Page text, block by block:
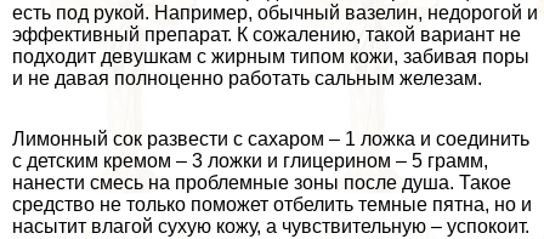
есть под рукой. Например, обычный вазелин, недорогой и
эффективный препарат. К сожалению, такой вариант не
подходит дeвyшкам с жирным типом кожи, забивая поры
и не давая полноценно работать сальным железам.
Лимонный сок развести с сахаром – 1 ложка и соединить
с детским кремом – 3 ложки и глицерином – 5 грамм,
нанести смесь на проблемные зоны после душа. Такое
средство не только поможет отбелить темные пятна, но и
насытит влагой сухую кожу, а чувствительную – успокоит.